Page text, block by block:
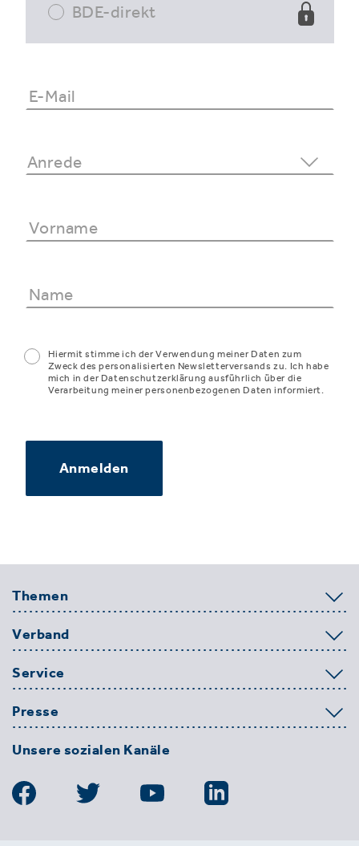
BDE-direkt
Hiermit stimme ich der Verwendung meiner Daten zum
Zweck des personalisierten Newsletterversands zu. Ich habe
mich in der Datenschutzerklärung ausführlich über die
Verarbeitung meiner personenbezogenen Daten informiert.
Anmelden
Themen
Verband
Service
Presse
Unsere sozialen Kanäle